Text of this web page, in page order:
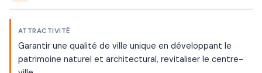
ATTRACTIVITÉ
Garantir une qualité de ville unique en développant le
patrimoine naturel et architectural, revitaliser le centre-